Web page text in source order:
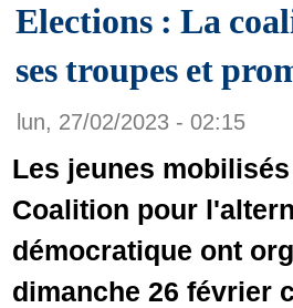
Elections : La
ses troupes et
lun, 27/02/2023 - 02:15
Les jeunes
Coalition pour
démocratique ont
dimanche 26 février